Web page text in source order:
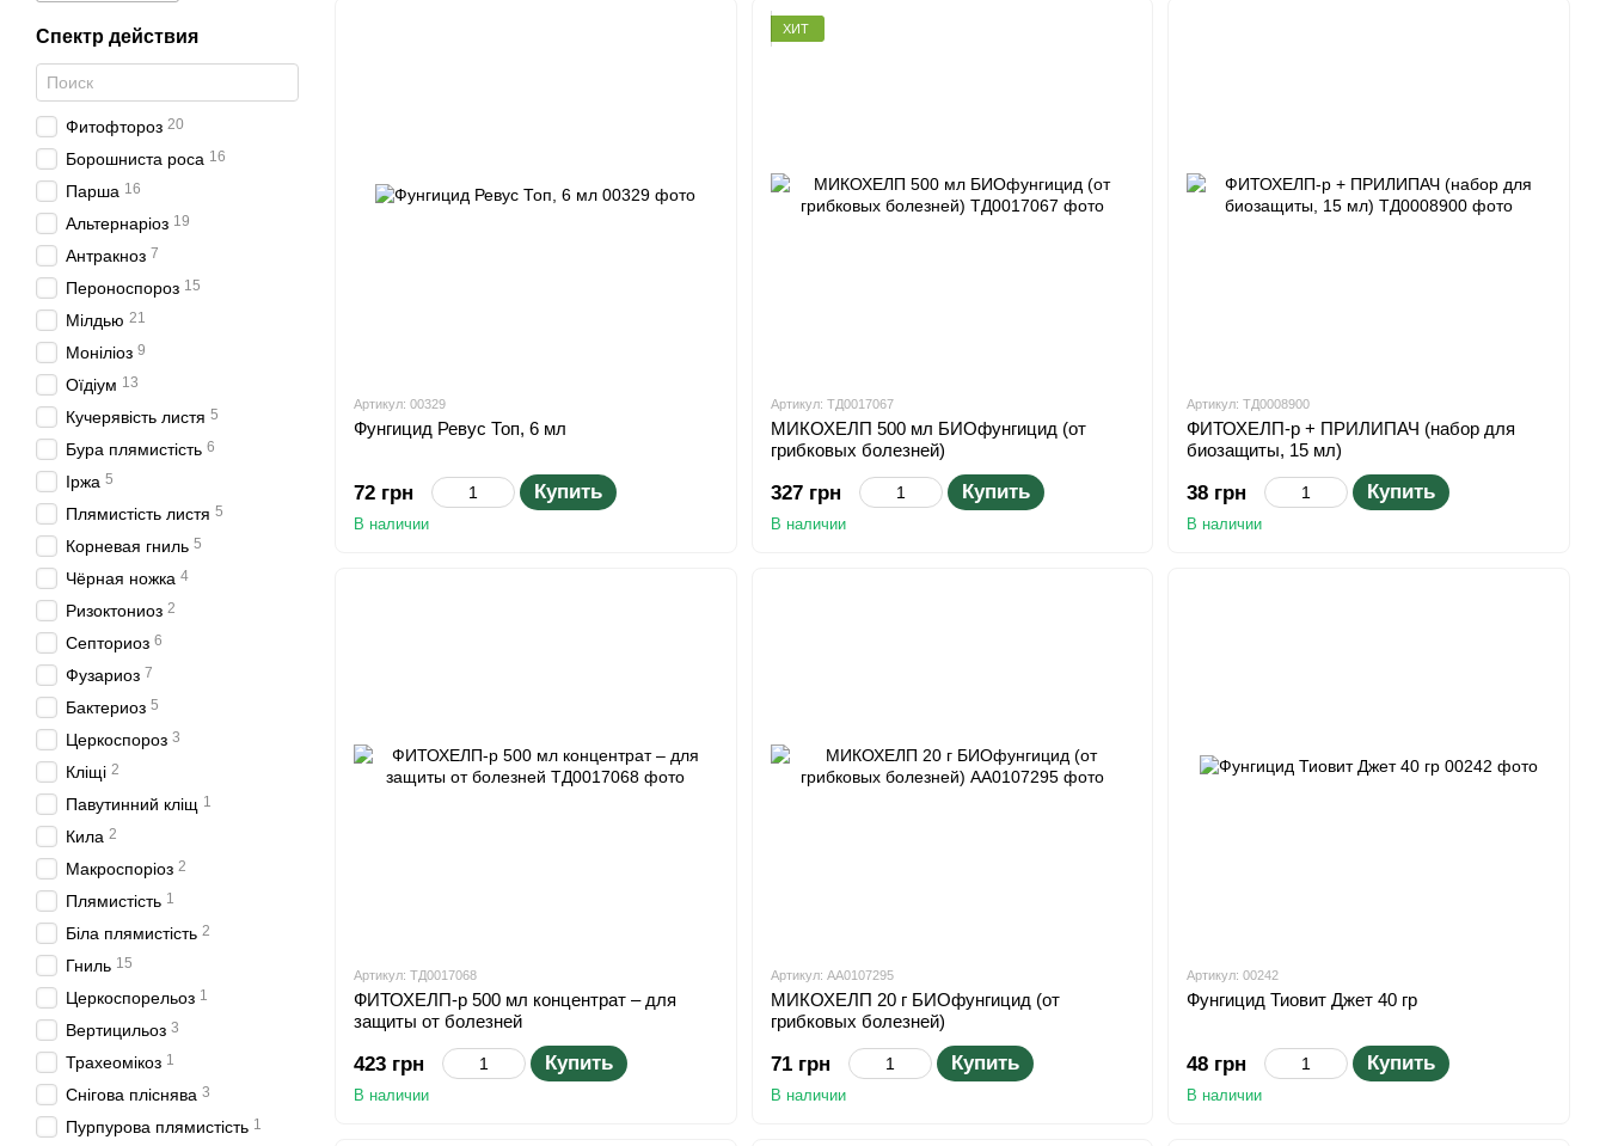
Артикул: 00329
Фунгицид Ревус Топ, 6 мл
72 грн Купить
В наличии
ХИТ
Артикул: ТД0017067
МИКОХЕЛП 500 мл БИОфунгицид (от
грибковых болезней)
327 грн Купить
В наличии
Артикул: ТД0008900
ФИТОХЕЛП-р + ПРИЛИПАЧ (набор для
биозащиты, 15 мл)
38 грн Купить
В наличии
Артикул: ТД0017068
ФИТОХЕЛП-р 500 мл концентрат – для
защиты от болезней
423 грн Купить
В наличии
Артикул: АА0107295
МИКОХЕЛП 20 г БИОфунгицид (от
грибковых болезней)
71 грн Купить
В наличии
Артикул: 00242
Фунгицид Тиовит Джет 40 гр
48 грн Купить
В наличии
Спектр действия
Фитофтороз 20
Борошниста роса 16
Парша 16
Альтернаріоз 19
Антракноз 7
Пероноспороз 15
Мілдью 21
Моніліоз 9
Оїдіум 13
Кучерявість листя 5
Бура плямистість 6
Іржа 5
Плямистість листя 5
Корневая гниль 5
Чёрная ножка 4
Ризоктониоз 2
Септориоз 6
Фузариоз 7
Бактериоз 5
Церкоспороз 3
Кліщі 2
Павутинний кліщ 1
Кила 2
Макроспоріоз 2
Плямистість 1
Біла плямистість 2
Гниль 15
Церкоспорельоз 1
Вертицильоз 3
Трахеомікоз 1
Снігова пліснява 3
Пурпурова плямистість 1